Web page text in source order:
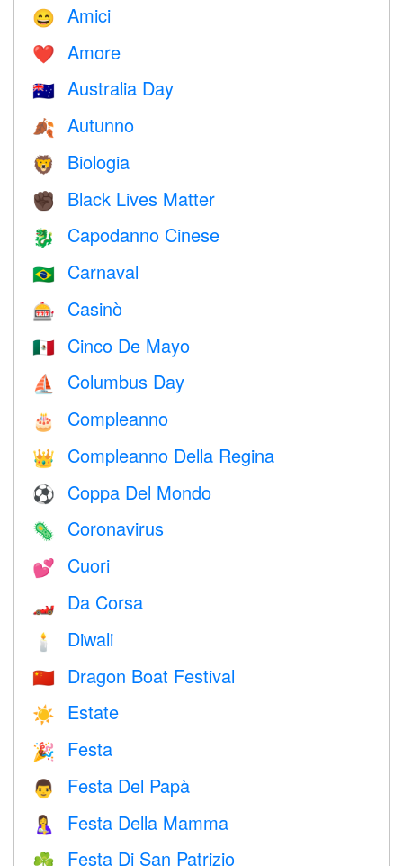
😄 Amici
❤️️ Amore
🇦🇺 Australia Day
🍂 Autunno
🦁 Biologia
✊🏿 Black Lives Matter
🐉 Capodanno Cinese
🇧🇷 Carnaval
🎰 Casinò
🇲🇽 Cinco De Mayo
⛵️ Columbus Day
🎂 Compleanno
👑 Compleanno Della Regina
⚽ Coppa Del Mondo
🦠 Coronavirus
💕 Cuori
🏎 Da Corsa
🕯 Diwali
🇨🇳 Dragon Boat Festival
☀️ Estate
🎉 Festa
👨 Festa Del Papà
🤱 Festa Della Mamma
☘️ Festa Di San Patrizio